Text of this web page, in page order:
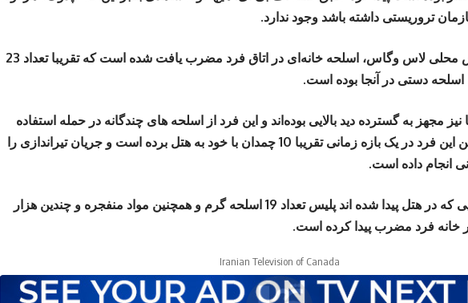
تروریستی داشته باشد وجود ندارد.
بنا بر گزارش پلیس محلی لاس وگاس، اسلحه خانه‌ای در اتاق فرد مضرب یافت شده است که تقریبا تعداد 23
دستی در آنجا بوده است.
نیز مجهز به گسترده دید بالایی بوده‌اند و این فرد از اسلحه های چندگانه در حمله استفاده
کرده است. همچنین این فرد در یک بازه زمانی تقریبا 10 چمدان با خود به هتل برده است و جریان تیراندازی را
انجام داده است.
علاوه بر اسلحه‌هایی که در هتل پیدا شده اند پلیس تعداد 19 اسلحه گرم و همچنین مواد منفجره و چندین هزار
خانه فرد مضرب پیدا کرده است.
Iranian Television of Canada